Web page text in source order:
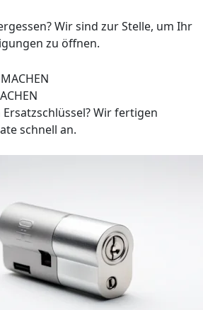
Wir sind zur Stelle, um Ihr
zu öffnen.
Wir fertigen
schnell an.